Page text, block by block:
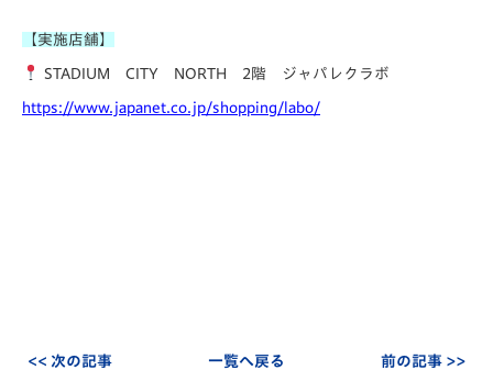
【実施店舗】
STADIUM CITY NORTH 2階 ジャパレクラボ
https://www.japanet.co.jp/shopping/labo/
<< 次の記事 一覧へ戻る 前の記事 >>